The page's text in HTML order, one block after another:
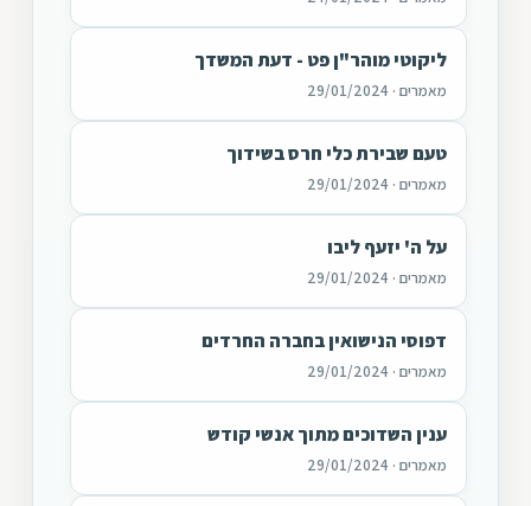
ליקוטי מוהר"ן פט - דעת המשדך
מאמרים · 29/01/2024
טעם שבירת כלי חרס בשידוך
מאמרים · 29/01/2024
על ה' יזעף ליבו
מאמרים · 29/01/2024
דפוסי הנישואין בחברה החרדים
מאמרים · 29/01/2024
ענין השדוכים מתוך אנשי קודש
מאמרים · 29/01/2024